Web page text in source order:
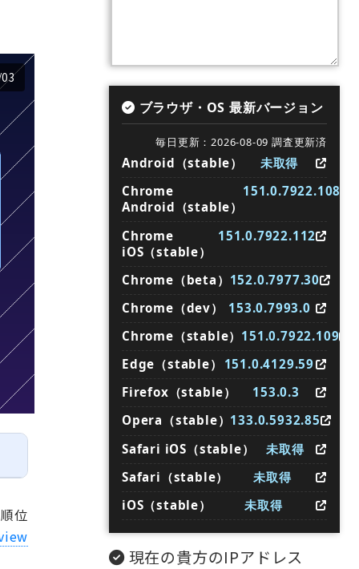
位
ブラウザ・OS 最新バージョン
毎日更新：2026-08-09 調査更新済
Android（stable）
未取得
Chrome
Android（stable）
151.0.7922.108
Chrome
iOS（stable）
151.0.7922.112
Chrome（beta） 152.0.7977.30
Chrome（dev）
153.0.7993.0
Chrome（stable） 151.0.7922.109
Edge（stable）
151.0.4129.59
Firefox（stable）
153.0.3
Opera（stable） 133.0.5932.85
Safari iOS（stable）
未取得
Safari（stable）
未取得
iOS（stable）
未取得
現在の貴方のIPアドレス